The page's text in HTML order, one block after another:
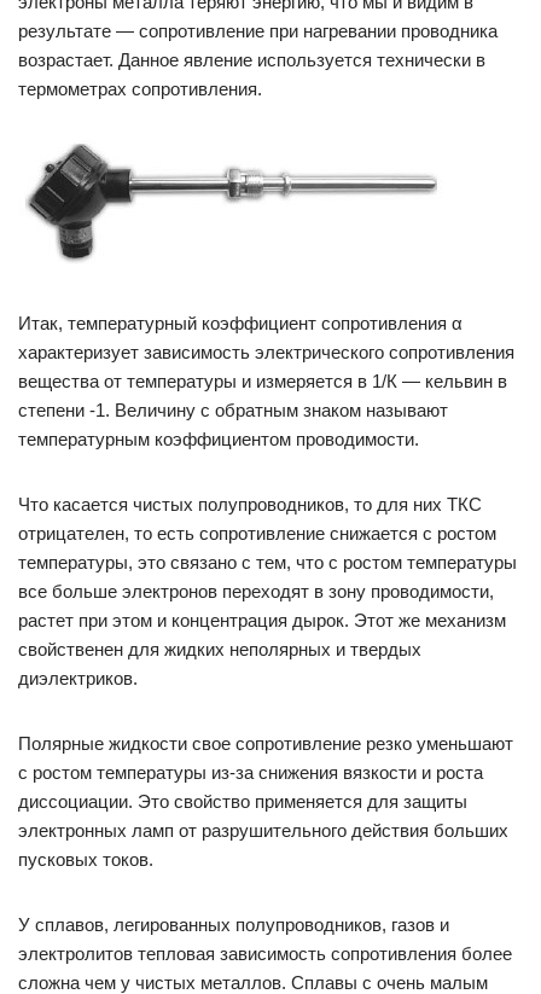
результате — сопротивление при нагревании проводника
возрастает. Данное явление используется технически в
термометрах сопротивления.
Итак, температурный коэффициент сопротивления α
характеризует зависимость электрического сопротивления
вещества от температуры и измеряется в 1/К — кельвин в
степени -1. Величину с обратным знаком называют
температурным коэффициентом проводимости.
Что касается чистых полупроводников, то для них ТКС
отрицателен, то есть сопротивление снижается с ростом
температуры, это связано с тем, что с ростом температуры
все больше электронов переходят в зону проводимости,
растет при этом и концентрация дырок. Этот же механизм
свойственен для жидких неполярных и твердых
диэлектриков.
Полярные жидкости свое сопротивление резко уменьшают
с ростом температуры из-за снижения вязкости и роста
диссоциации. Это свойство применяется для защиты
электронных ламп от разрушительного действия больших
пусковых токов.
У сплавов, легированных полупроводников, газов и
электролитов тепловая зависимость сопротивления более
сложна чем у чистых металлов. Сплавы с очень малым